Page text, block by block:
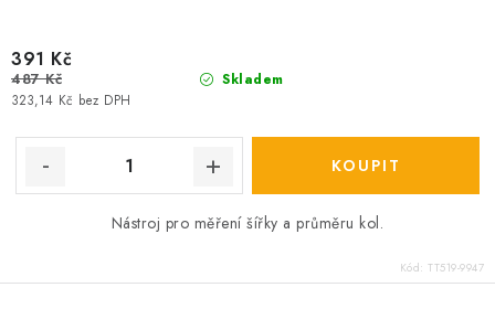
Skladem
323,14 Kč bez DPH
391 Kč
487 Kč
Nástroj pro měření šířky a průměru kol.
Kód: TT519-9947